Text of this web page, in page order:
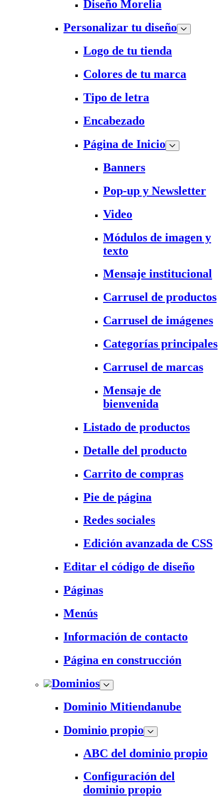
Diseño Morelia
Personalizar tu diseño
Logo de tu tienda
Colores de tu marca
Tipo de letra
Encabezado
Página de Inicio
Banners
Pop-up y Newsletter
Video
Módulos de imagen y
texto
Mensaje institucional
Carrusel de productos
Carrusel de imágenes
Categorías principales
Carrusel de marcas
Mensaje de
bienvenida
Listado de productos
Detalle del producto
Carrito de compras
Pie de página
Redes sociales
Edición avanzada de CSS
Editar el código de diseño
Páginas
Menús
Información de contacto
Página en construcción
Dominios
Dominio Mitiendanube
Dominio propio
ABC del dominio propio
Configuración del
dominio propio